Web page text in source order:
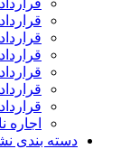
اجاره
دسته بندی